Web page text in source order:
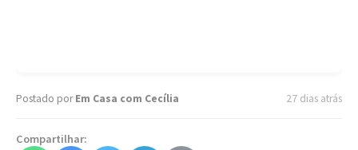
Postado porEm Casa com Cecília 27 dias atrás
Compartilhar: